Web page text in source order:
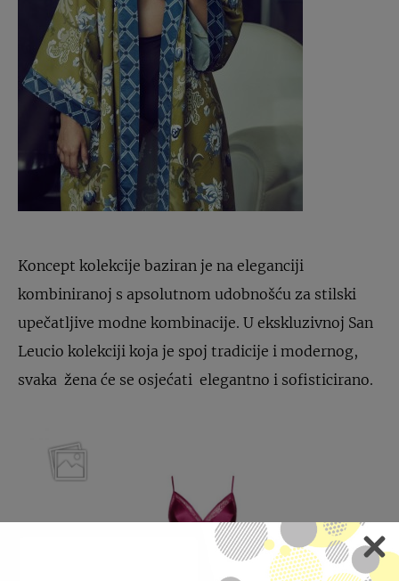
Koncept kolekcije baziran je na eleganciji
kombiniranoj s apsolutnom udobnošću za stilski
upečatljive modne kombinacije. U ekskluzivnoj San
Leucio kolekciji koja je spoj tradicije i modernog,
svaka žena će se osjećati elegantno i sofisticirano.